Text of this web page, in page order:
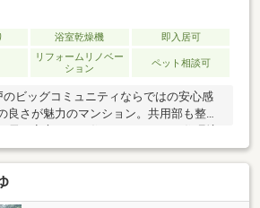
浴室乾燥機 即入居可
リフォームリノベー
ション
ペット相談可
のビッグコミュニティならではの安心感
良さが魅力のマンション。共用部も整え
フルリノベーション済で、新築のような
㎡超の2LDK＋フリールームは、テレワー
多用途に活用でき、暮らしにゆとりをも
ペット飼育も可能で、大切な家族と一緒